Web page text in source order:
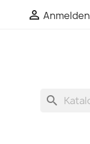
 Anmelden
search